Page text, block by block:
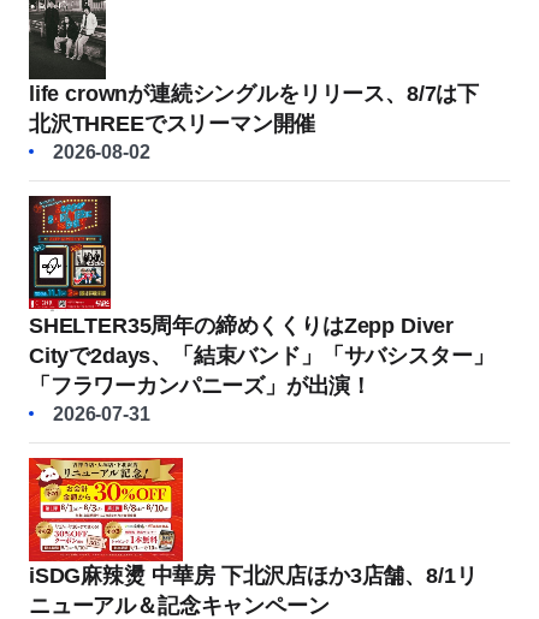
life crownが連続シングルをリリース、8/7は下
北沢THREEでスリーマン開催
2026-08-02
SHELTER35周年の締めくくりはZepp Diver
Cityで2days、「結束バンド」「サバシスター」
「フラワーカンパニーズ」が出演！
2026-07-31
iSDG麻辣燙 中華房 下北沢店ほか3店舗、8/1リ
ニューアル＆記念キャンペーン